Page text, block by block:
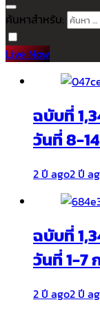
ค้นหาสำหรับ:
Live Now
ฉบับที่
วันที่ 8-
2 ปี ago2 ปี
ฉบับที่
วันที่ 1-7
2 ปี ago2 ปี